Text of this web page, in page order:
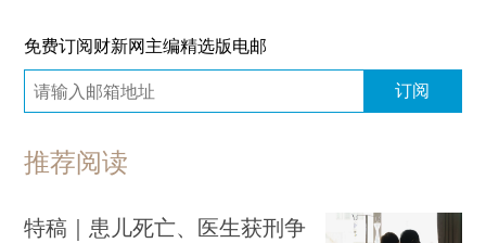
免费订阅财新网主编精选版电邮
订阅
推荐阅读
特稿｜患儿死亡、医生获刑争